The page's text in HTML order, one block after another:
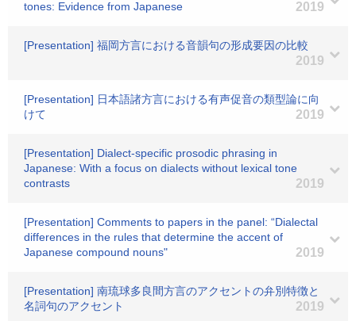
tones: Evidence from Japanese
2019
[Presentation] 福岡方言における音韻句の形成要因の比較
2019
[Presentation] 日本語諸方言における有声促音の類型論に向
けて
2019
[Presentation] Dialect-specific prosodic phrasing in
Japanese: With a focus on dialects without lexical tone
contrasts
2019
[Presentation] Comments to papers in the panel: “Dialectal
differences in the rules that determine the accent of
Japanese compound nouns"
2019
[Presentation] 南琉球多良間方言のアクセントの弁別特徴と
名詞句のアクセント
2019